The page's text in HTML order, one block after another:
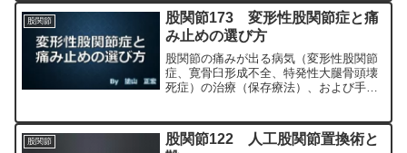
科専門医（人工関節手術を専門）の塗山
正宏が色々と説明します。
股関節
股関節173 変形性股関節症と痛
み止めの選び方
股関節の痛みが出る病気（変形性股関節
症、寛骨臼形成不全、特発性大腿骨頭壊
死症）の治療（保存療法）、および手術
科専門医（人工関節手術を専門）の塗山
正宏が色々と説明します。
股関節
股関節122 人工股関節置換術と